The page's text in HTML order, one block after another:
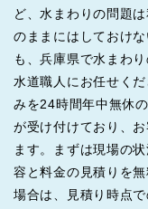
ど、水まわりの問題
のままにはしておけ
も、兵庫県で水まわ
水道職人にお任せく
みを24時間年中無休
が受け付けており、
ます。まずは現場の
容と料金の見積りを
場合は、見積り時点